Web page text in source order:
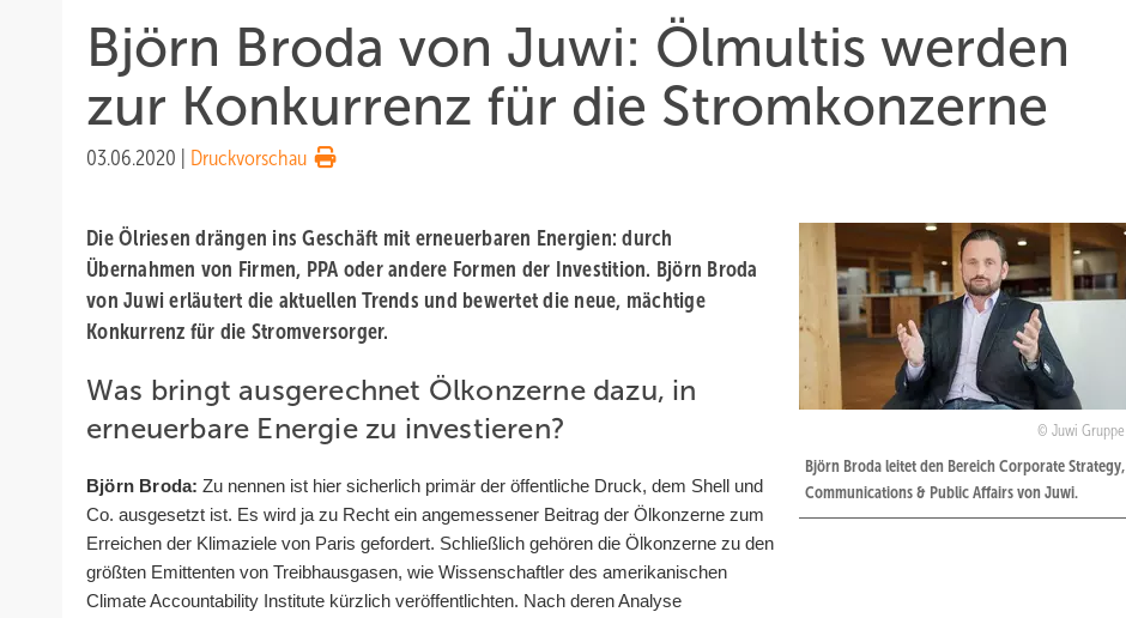
Björn Broda von Juwi: Ölmultis werden
zur Konkurrenz für die Stromkonzerne
03.06.2020 Druckvorschau
Juwi Gruppe
Björn Broda leitet den Bereich Corporate Strategy,
Communications & Public Affairs von Juwi.
Die Ölriesen drängen ins Geschäft mit erneuerbaren Energien: durch
Übernahmen von Firmen, PPA oder andere Formen der Investition. Björn Broda
von Juwi erläutert die aktuellen Trends und bewertet die neue, mächtige
Konkurrenz für die Stromversorger.
Was bringt ausgerechnet Ölkonzerne dazu, in
erneuerbare Energie zu investieren?
Björn Broda: Zu nennen ist hier sicherlich primär der öffentliche Druck, dem Shell und
Co. ausgesetzt ist. Es wird ja zu Recht ein angemessener Beitrag der Ölkonzerne zum
Erreichen der Klimaziele von Paris gefordert. Schließlich gehören die Ölkonzerne zu den
größten Emittenten von Treibhausgasen, wie Wissenschaftler des amerikanischen
Climate Accountability Institute kürzlich veröffentlichten. Nach deren Analyse